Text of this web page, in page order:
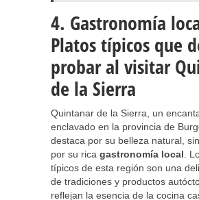
4. Gastronomía
Platos típicos que
probar al visitar
de la Sierra
Quintanar de la Sierra, un
enclavado en la provincia de
destaca por su belleza natural,
por su rica gastronomía local .
típicos de esta región son una
de tradiciones y productos
reflejan la esencia de la cocina